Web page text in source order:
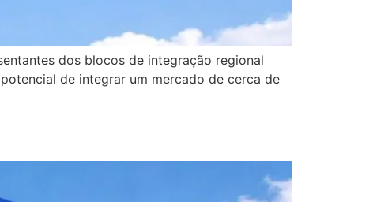
dos blocos de integração regional
de integrar um mercado de cerca de